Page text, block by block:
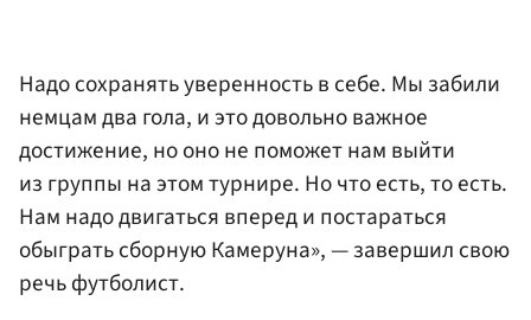
Надо сохранять уверенность в себе. Мы забили
немцам два гола, и это довольно важное
достижение, но оно не поможет нам выйти
из группы на этом турнире. Но что есть, то есть.
Нам надо двигаться вперед и постараться
обыграть сборную Камеруна», — завершил свою
речь футболист.